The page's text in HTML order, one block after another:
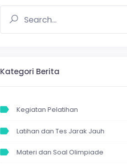
Kategori Berita
Kegiatan Pelatihan
Latihan dan Tes Jarak Jauh
Materi dan Soal Olimpiade